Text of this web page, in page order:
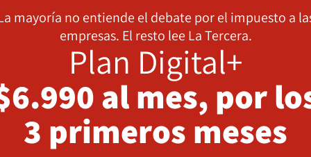
mayoría no entiende el debate por el impuesto a
empresas. El resto lee La Tercera.
Plan Digital+
al mes, por
3 primeros meses